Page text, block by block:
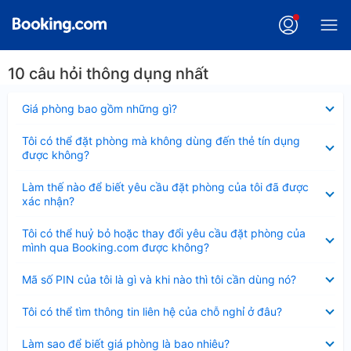
10 câu hỏi thông dụng nhất
Giá phòng bao gồm những gì?
thu
Tôi có thể đặt phòng mà không dùng đến thẻ tín dụng
được không?
thu
gọn
Làm thế nào để biết yêu cầu đặt phòng của tôi đã được
xác nhận?
thu
gọn
Tôi có thể huỷ bỏ hoặc thay đổi yêu cầu đặt phòng của
mình qua Booking.com được không?
thu
gọn
Mã số PIN của tôi là gì và khi nào thì tôi cần dùng nó?
thu
Tôi có thể tìm thông tin liên hệ của chỗ nghỉ ở đâu?
thu
Làm sao để biết giá phòng là bao nhiêu?
thu